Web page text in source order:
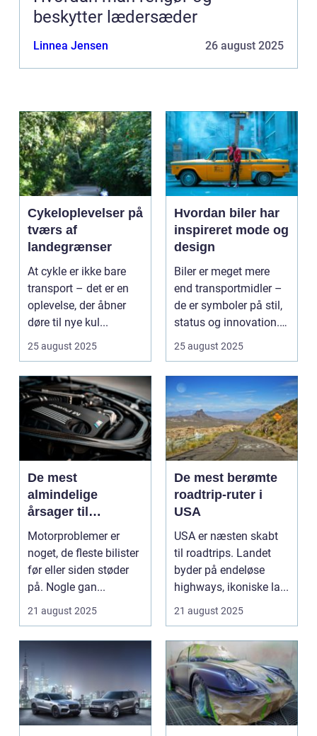
beskytter lædersæder
Linnea Jensen 26 august 2025
Cykeloplevelser på
tværs af
landegrænser
At cykle er ikke bare
transport – det er en
oplevelse, der åbner
døre til nye kul...
25 august 2025
Hvordan biler har
inspireret mode og
design
Biler er meget mere
end transportmidler –
de er symboler på stil,
status og innovation.
...
25 august 2025
De mest
almindelige
årsager til
motorproblemer
Motorproblemer er
noget, de fleste bilister
før eller siden støder
på. Nogle gan...
21 august 2025
De mest berømte
roadtrip-ruter i
USA
USA er næsten skabt
til roadtrips. Landet
byder på endeløse
highways, ikoniske la...
21 august 2025